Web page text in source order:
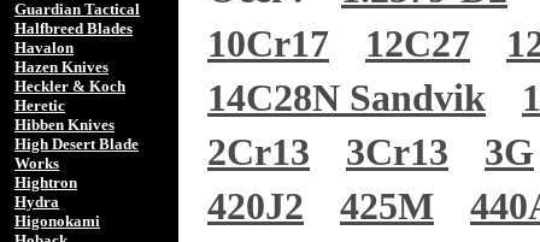
Guardian Tactical
Halfbreed Blades
Havalon
Hazen Knives
Heckler & Koch
Heretic
Hibben Knives
High Desert Blade
Works
Hightron
Hydra
Higonokami
10Cr17
12C27
14C28N Sandvik
2Cr13
3Cr13
3G
420J2
425M